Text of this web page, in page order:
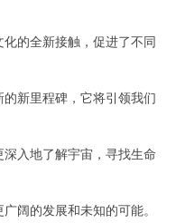
的全新接触，促进了不同
新里程碑，它将引领我们
入地了解宇宙，寻找生命
的发展和未知的可能。